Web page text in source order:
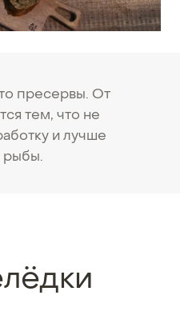
пресервы. От
тем, что не
и лучше
рыбы.